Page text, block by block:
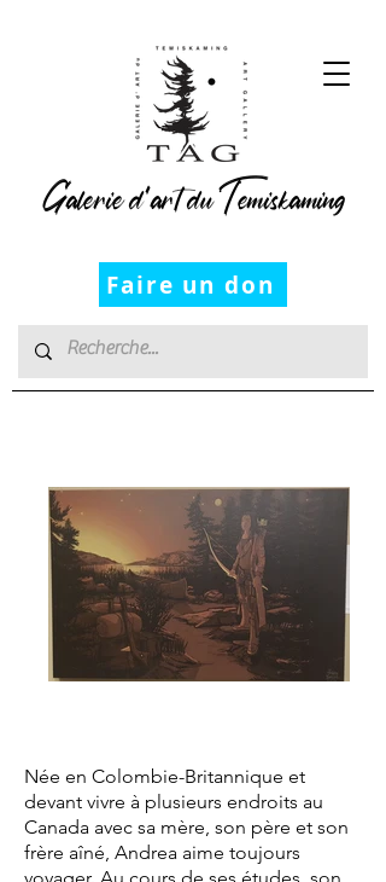
Faire un don
Galerie d’art du Temiskaming
Née en Colombie-Britannique et
devant vivre à plusieurs endroits au
Canada avec sa mère, son père et son
frère aîné, Andrea aime toujours